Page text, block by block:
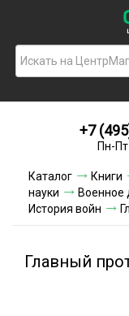
+7
Пн-
Каталог Книги
науки
Военное
История войн
Главный